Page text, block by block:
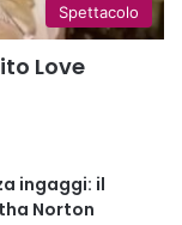
Spettacolo
Love
ingaggi: il
Norton